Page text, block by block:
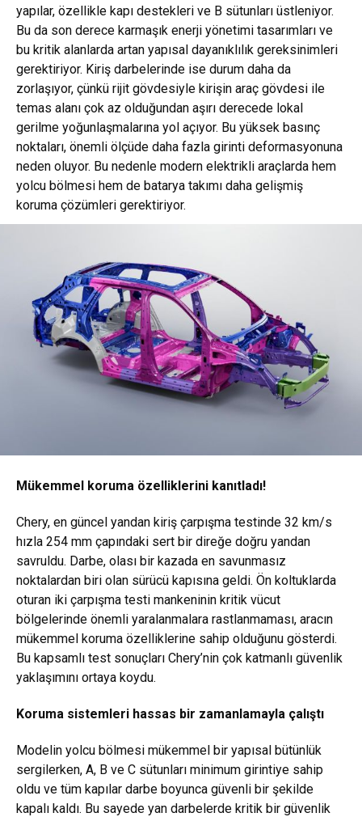
yapılar, özellikle kapı destekleri ve B sütunları üstleniyor.
Bu da son derece karmaşık enerji yönetimi tasarımları ve
bu kritik alanlarda artan yapısal dayanıklılık gereksinimleri
gerektiriyor. Kiriş darbelerinde ise durum daha da
zorlaşıyor, çünkü rijit gövdesiyle kirişin araç gövdesi ile
temas alanı çok az olduğundan aşırı derecede lokal
gerilme yoğunlaşmalarına yol açıyor. Bu yüksek basınç
noktaları, önemli ölçüde daha fazla girinti deformasyonuna
neden oluyor. Bu nedenle modern elektrikli araçlarda hem
yolcu bölmesi hem de batarya takımı daha gelişmiş
koruma çözümleri gerektiriyor.
Mükemmel koruma özelliklerini kanıtladı!
Chery, en güncel yandan kiriş çarpışma testinde 32 km/s
hızla 254 mm çapındaki sert bir direğe doğru yandan
savruldu. Darbe, olası bir kazada en savunmasız
noktalardan biri olan sürücü kapısına geldi. Ön koltuklarda
oturan iki çarpışma testi mankeninin kritik vücut
bölgelerinde önemli yaralanmalara rastlanmaması, aracın
mükemmel koruma özelliklerine sahip olduğunu gösterdi.
Bu kapsamlı test sonuçları Chery’nin çok katmanlı güvenlik
yaklaşımını ortaya koydu.
Koruma sistemleri hassas bir zamanlamayla çalıştı
Modelin yolcu bölmesi mükemmel bir yapısal bütünlük
sergilerken, A, B ve C sütunları minimum girintiye sahip
oldu ve tüm kapılar darbe boyunca güvenli bir şekilde
kapalı kaldı. Bu sayede yan darbelerde kritik bir güvenlik